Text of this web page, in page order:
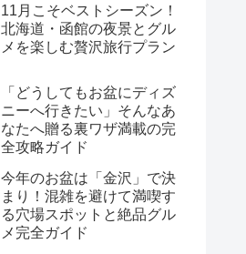
11月こそベストシーズン！
北海道・函館の夜景とグル
メを楽しむ贅沢旅行プラン
「どうしてもお盆にディズ
ニーへ行きたい」そんなあ
なたへ贈る裏ワザ満載の完
全攻略ガイド
今年のお盆は「金沢」で決
まり！混雑を避けて満喫す
る穴場スポットと絶品グル
メ完全ガイド